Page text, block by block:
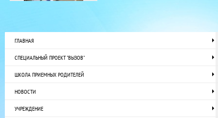
ГЛАВНАЯ
СПЕЦИАЛЬНЫЙ ПРОЕКТ "ВЫЗОВ"
ШКОЛА ПРИЕМНЫХ РОДИТЕЛЕЙ
НОВОСТИ
УЧРЕЖДЕНИЕ